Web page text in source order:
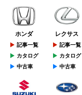
ホンダ
記事一覧
カタログ
中古車
レクサス
記事一覧
カタログ
中古車